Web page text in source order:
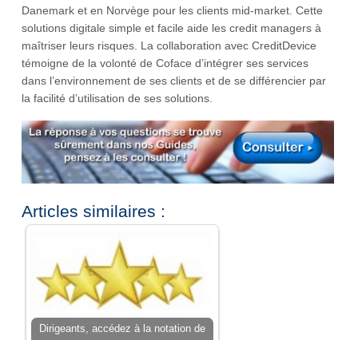
Danemark et en Norvège pour les clients mid-market. Cette
solutions digitale simple et facile aide les credit managers à
maîtriser leurs risques. La collaboration avec CreditDevice
témoigne de la volonté de Coface d’intégrer ses services
dans l’environnement de ses clients et de se différencier par
la facilité d’utilisation de ses solutions.
Articles similaires :
Dirigeants, accédez à la notation de